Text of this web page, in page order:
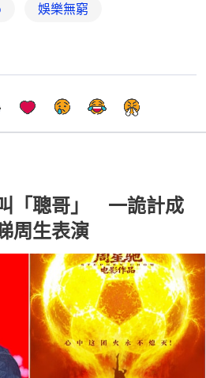
娛樂無窮
「聰哥」 一詭計成
周生表演